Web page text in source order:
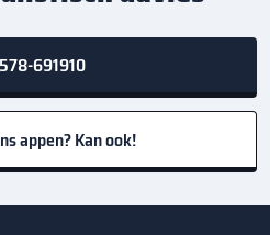
691910
appen? Kan ook!